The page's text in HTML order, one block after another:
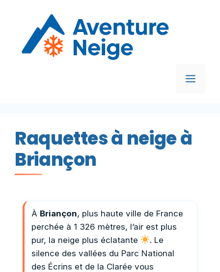
Raquettes à neige à
Briançon
À Briançon, plus haute ville de France
perchée à 1 326 mètres, l’air est plus
pur, la neige plus éclatante
. Le
silence des vallées du Parc National
des Écrins et de la Clarée vous